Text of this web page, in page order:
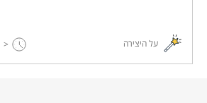
על היצירה < 1